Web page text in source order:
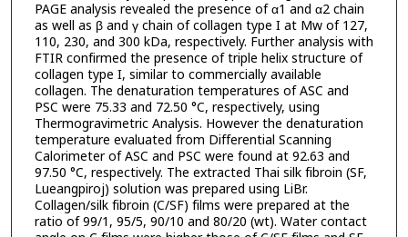
PAGE analysis revealed the presence of α1 and α2 chain
as well as β and γ chain of collagen type I at Mw of 127,
110, 230, and 300 kDa, respectively. Further analysis with
FTIR confirmed the presence of triple helix structure of
collagen type I, similar to commercially available
collagen. The denaturation temperatures of ASC and
PSC were 75.33 and 72.50 °C, respectively, using
Thermogravimetric Analysis. However the denaturation
temperature evaluated from Differential Scanning
Calorimeter of ASC and PSC were found at 92.63 and
97.50 °C, respectively. The extracted Thai silk fibroin (SF,
Lueangpiroj) solution was prepared using LiBr.
Collagen/silk fibroin (C/SF) films were prepared at the
ratio of 99/1, 95/5, 90/10 and 80/20 (wt). Water contact